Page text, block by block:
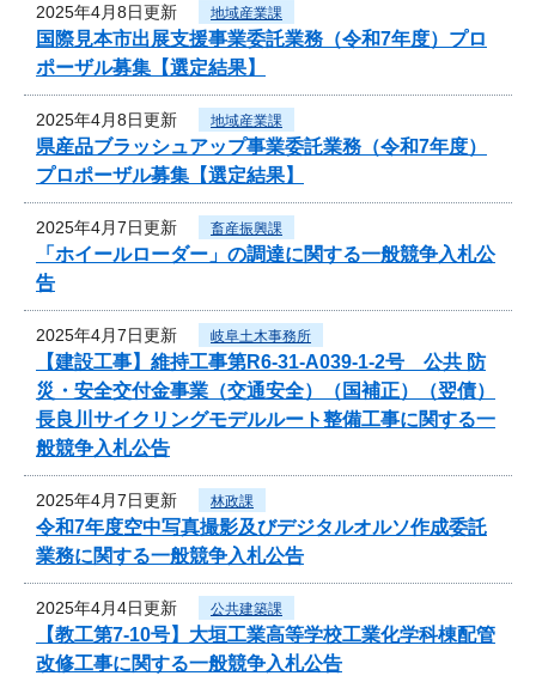
2025年4月8日更新 地域産業課
国際見本市出展支援事業委託業務（令和7年度）プロ
ポーザル募集【選定結果】
2025年4月8日更新 地域産業課
県産品ブラッシュアップ事業委託業務（令和7年度）
プロポーザル募集【選定結果】
2025年4月7日更新 畜産振興課
「ホイールローダー」の調達に関する一般競争入札公
告
2025年4月7日更新 岐阜土木事務所
【建設工事】維持工事第R6-31-A039-1-2号 公共 防
災・安全交付金事業（交通安全）（国補正）（翌債）
長良川サイクリングモデルルート整備工事に関する一
般競争入札公告
2025年4月7日更新 林政課
令和7年度空中写真撮影及びデジタルオルソ作成委託
業務に関する一般競争入札公告
2025年4月4日更新 公共建築課
【教工第7-10号】大垣工業高等学校工業化学科棟配管
改修工事に関する一般競争入札公告